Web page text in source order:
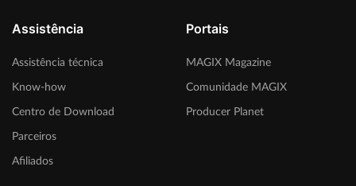
Assistência
Assistência técnica
Know-how
Centro de Download
Parceiros
Afiliados
Portais
MAGIX Magazine
Comunidade MAGIX
Producer Planet